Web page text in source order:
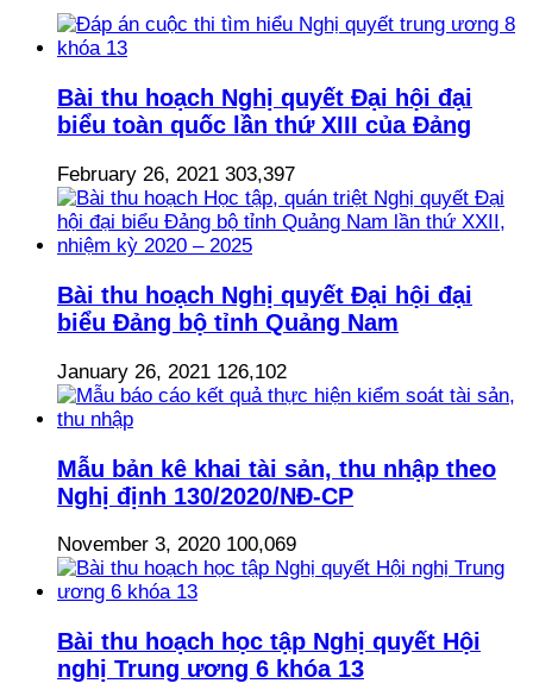
Bài thu hoạch Nghị quyết Đại hội đại
biểu toàn quốc lần thứ XIII của Đảng
February 26, 2021 303,397
Bài thu hoạch Nghị quyết Đại hội đại
biểu Đảng bộ tỉnh Quảng Nam
January 26, 2021 126,102
Mẫu bản kê khai tài sản, thu nhập theo
Nghị định 130/2020/NĐ-CP
November 3, 2020 100,069
Bài thu hoạch học tập Nghị quyết Hội
nghị Trung ương 6 khóa 13